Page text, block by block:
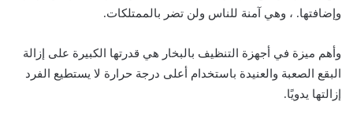
وإضافتها. ، وهي آمنة للناس ولن تضر بالممتلكات.
وأهم ميزة في أجهزة التنظيف بالبخار هي قدرتها الكبيرة على إزالة
البقع الصعبة والعنيدة باستخدام أعلى درجة حرارة لا يستطيع الفرد
إزالتها يدويًا.